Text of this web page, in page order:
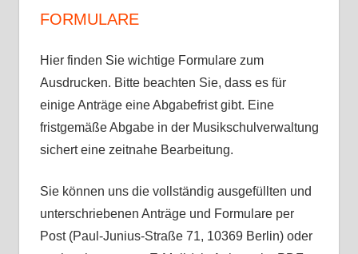
FORMULARE
Hier finden Sie wichtige Formulare zum
Ausdrucken. Bitte beachten Sie, dass es für
einige Anträge eine Abgabefrist gibt. Eine
fristgemäße Abgabe in der Musikschulverwaltung
sichert eine zeitnahe Bearbeitung.
Sie können uns die vollständig ausgefüllten und
unterschriebenen Anträge und Formulare per
Post (Paul-Junius-Straße 71, 10369 Berlin) oder